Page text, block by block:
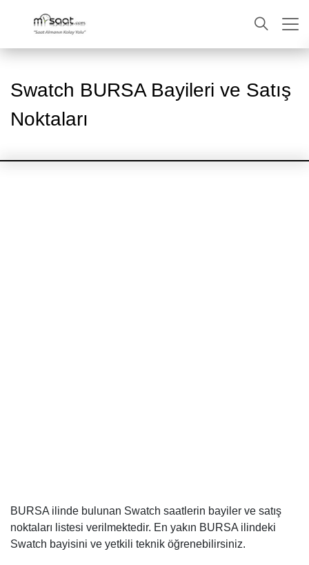
ARA
Swatch BURSA Bayileri ve Satış
Noktaları
BURSA ilinde bulunan Swatch saatlerin bayiler ve satış
noktaları listesi verilmektedir. En yakın BURSA ilindeki
Swatch bayisini ve yetkili teknik öğrenebilirsiniz.